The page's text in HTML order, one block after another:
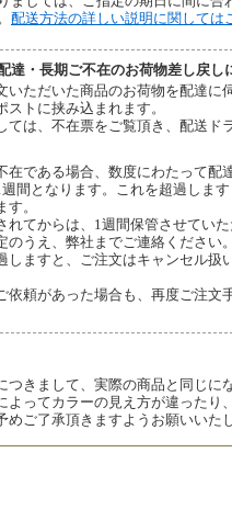
配送方法の詳しい説明に関しては
達・長期ご不在のお荷物差し戻し
いただいた商品のお荷物を配達に
トに挟み込まれます。
ては、不在票をご覧頂き、配送ド
在である場合、数度にわたって
間となります。これを超過しま
。
れてからは、1週間保管させてい
のうえ、弊社までご連絡ください
しますと、ご注文はキャンセル扱
依頼があった場合も、再度ご注
つきまして、実際の商品と同じに
よってカラーの見え方が違ったり
めご了承頂きますようお願いいた